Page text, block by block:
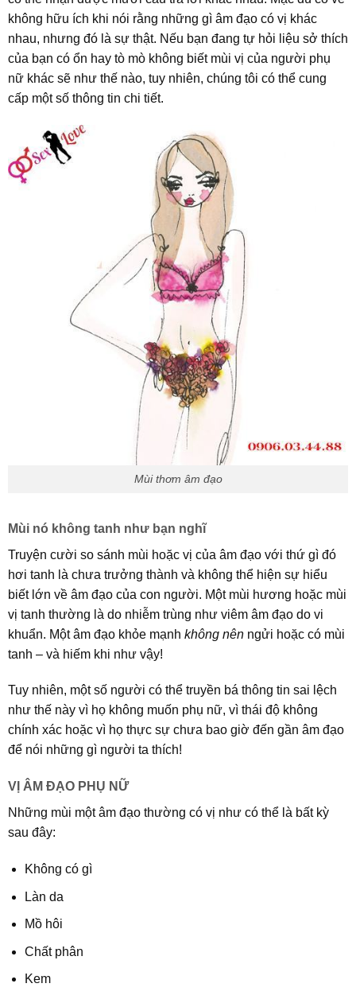
không hữu ích khi nói rằng những gì âm đạo có vị khác
nhau, nhưng đó là sự thật. Nếu bạn đang tự hỏi liệu sở thích
của bạn có ổn hay tò mò không biết mùi vị của người phụ
nữ khác sẽ như thế nào, tuy nhiên, chúng tôi có thể cung
cấp một số thông tin chi tiết.
Mùi thơm âm đạo
Mùi nó không tanh như bạn nghĩ
Truyện cười so sánh mùi hoặc vị của âm đạo với thứ gì đó
hơi tanh là chưa trưởng thành và không thể hiện sự hiểu
biết lớn về âm đạo của con người. Một mùi hương hoặc mùi
vị tanh thường là do nhiễm trùng như viêm âm đạo do vi
khuẩn. Một âm đạo khỏe mạnh không nên ngửi hoặc có mùi
tanh – và hiếm khi như vậy!
Tuy nhiên, một số người có thể truyền bá thông tin sai lệch
như thế này vì họ không muốn phụ nữ, vì thái độ không
chính xác hoặc vì họ thực sự chưa bao giờ đến gần âm đạo
để nói những gì người ta thích!
VỊ ÂM ĐẠO PHỤ NỮ
Những mùi một âm đạo thường có vị như có thể là bất kỳ
sau đây:
Không có gì
Làn da
Mồ hôi
Chất phân
Kem